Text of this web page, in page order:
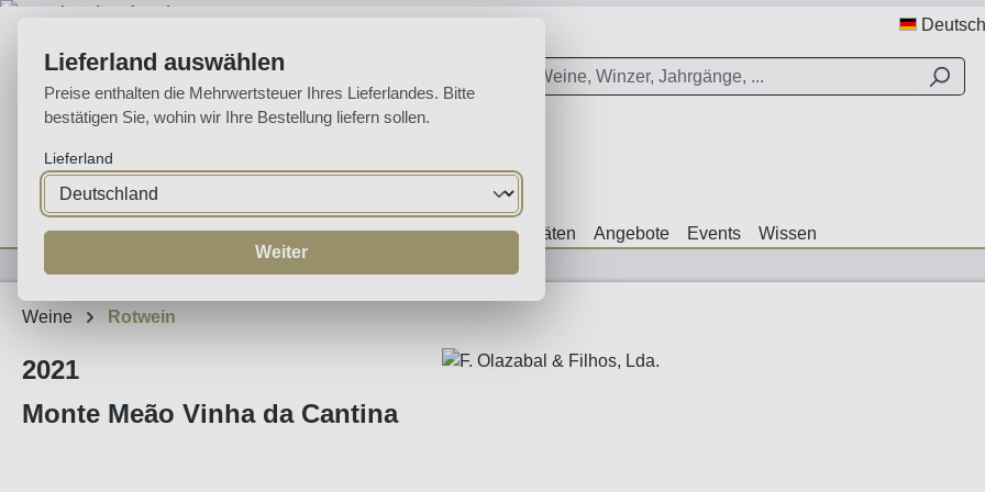
Deutsch
Home Weine Likörweine Espumante Aguardente Spezialitäten Angebote Events Wissen
Weine Rotwein
2021
Monte Meão Vinha da Cantina
Lieferland auswählen
Preise enthalten die Mehrwertsteuer Ihres Lieferlandes. Bitte
bestätigen Sie, wohin wir Ihre Bestellung liefern sollen.
Lieferland
Weiter